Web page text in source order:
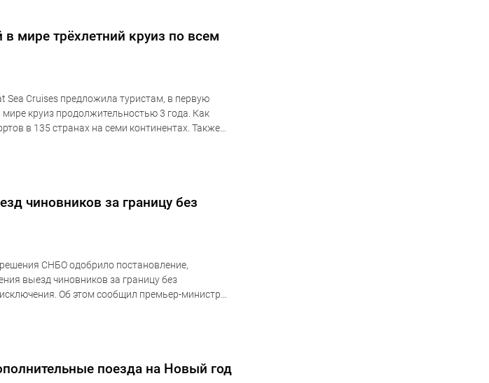
мире трёхлетний круиз по всем
Cruises предложила туристам, в первую
круиз продолжительностью 3 года. Как
в 135 странах на семи континентах. Также
чиновников за границу без
СНБО одобрило постановление,
выезд чиновников за границу без
Об этом сообщил премьер-министр
поезда на Новый год